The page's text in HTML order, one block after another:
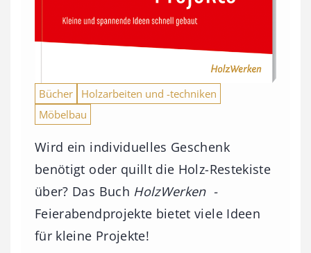
Bücher
Holzarbeiten und -techniken
Möbelbau
Wird ein individuelles Geschenk
benötigt oder quillt die Holz-Restekiste
über? Das Buch HolzWerken -
Feierabendprojekte bietet viele Ideen
für kleine Projekte!